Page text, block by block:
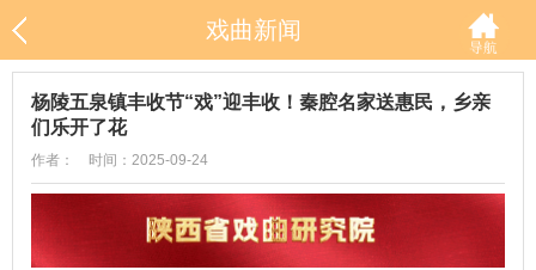
戏曲新闻
杨陵五泉镇丰收节“戏”迎丰收！秦腔名家送惠民，乡亲
们乐开了花
作者： 时间：2025-09-24